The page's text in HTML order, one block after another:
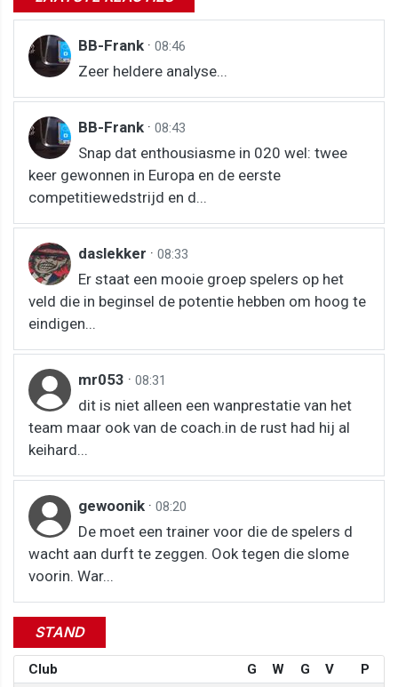
BB-Frank · 08:46
Zeer heldere analyse...
BB-Frank · 08:43
Snap dat enthousiasme in 020 wel: twee
keer gewonnen in Europa en de eerste
competitiewedstrijd en d...
daslekker · 08:33
Er staat een mooie groep spelers op het
veld die in beginsel de potentie hebben om hoog te
eindigen...
mr053 · 08:31
dit is niet alleen een wanprestatie van het
team maar ook van de coach.in de rust had hij al
keihard...
gewoonik · 08:20
De moet een trainer voor die de spelers d
wacht aan durft te zeggen. Ook tegen die slome
voorin. War...
STAND
Club G W G V
P